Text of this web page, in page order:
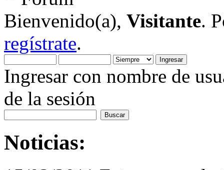
Bienvenido(a), Visitante.
regístrate.
Ingresar con nombre de
de la sesión
Noticias: